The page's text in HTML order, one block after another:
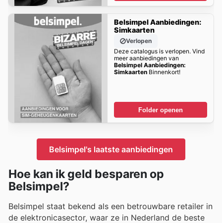
Belsimpel Aanbiedingen:
Simkaarten
Verlopen
Deze catalogus is verlopen. Vind
meer aanbiedingen van
Belsimpel Aanbiedingen:
SimkaartenBinnenkort!
Folder openen
Belsimpel's laatste aanbiedingen
Hoe kan ik geld besparen op
Belsimpel?
Belsimpel staat bekend als een betrouwbare retailer in
de elektronicasector, waar ze in Nederland de beste